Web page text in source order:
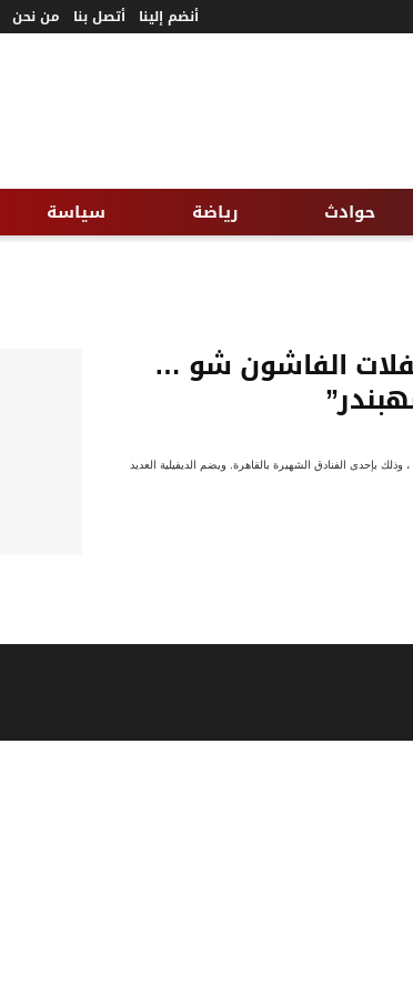
أنضم إلينا أتصل بنا من نحن
حوادث رياضة سياسة
الفاشون شو …
شهبندر ، المقرر إقامته، يوم الأحد الموافق 15 الشهر الجارى ، وذلك بإحدى الفنادق الشهيرة بالقاهرة. ويضم الديفيلية العديد